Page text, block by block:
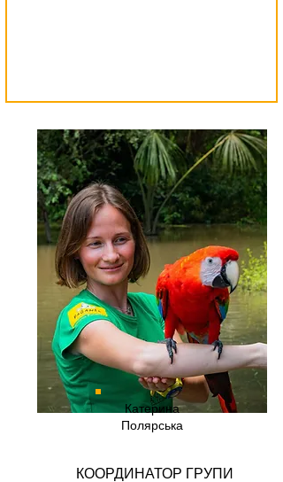
Катерина
Полярська
КООРДИНАТОР ГРУПИ